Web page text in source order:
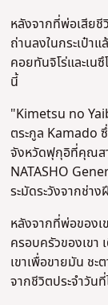
หลังจากที่พ่อเสียชี
ถ่านลงในกระเป๋า
คอยทันจิโร่และเน
นี้
"Kimetsu no
ตระกูล Kamado
จังหวัดฟุกุอิที่คุณส
NATASHO
ระมัดระวังจากช่า
หลังจากที่พ่อของเ
ครอบครัวของเขา
เขาเพื่อขายมัน ชะ
จากชีวิตประจำวัน